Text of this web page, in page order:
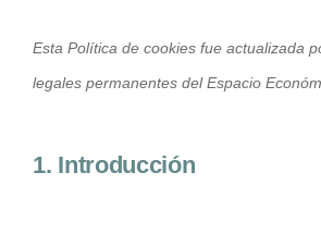
Esta Política de cookies fue actualizada
legales permanentes del Espacio
1. Introducción